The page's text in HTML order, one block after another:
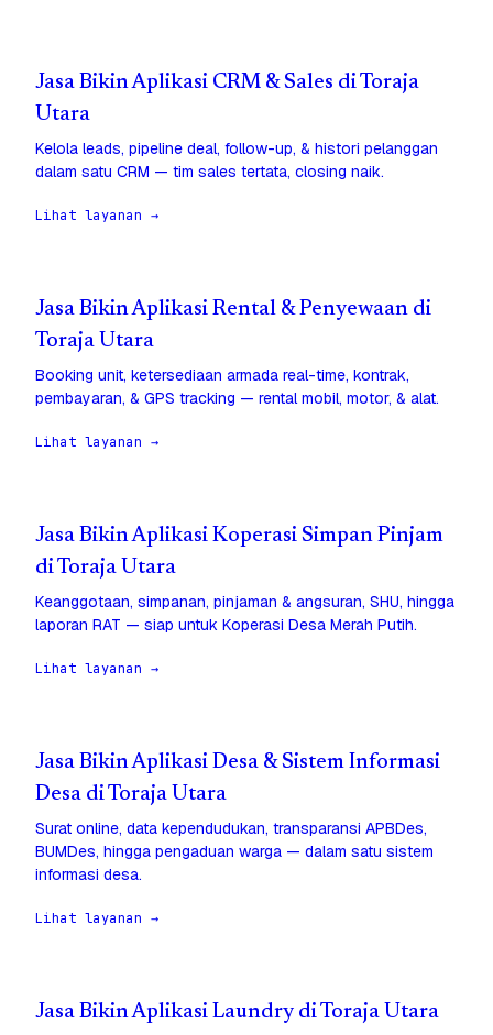
Jasa Bikin Aplikasi CRM & Sales di Toraja
Utara
Kelola leads, pipeline deal, follow-up, & histori pelanggan
dalam satu CRM — tim sales tertata, closing naik.
Lihat layanan →
Jasa Bikin Aplikasi Rental & Penyewaan di
Toraja Utara
Booking unit, ketersediaan armada real-time, kontrak,
pembayaran, & GPS tracking — rental mobil, motor, & alat.
Lihat layanan →
Jasa Bikin Aplikasi Koperasi Simpan Pinjam
di Toraja Utara
Keanggotaan, simpanan, pinjaman & angsuran, SHU, hingga
laporan RAT — siap untuk Koperasi Desa Merah Putih.
Lihat layanan →
Jasa Bikin Aplikasi Desa & Sistem Informasi
Desa di Toraja Utara
Surat online, data kependudukan, transparansi APBDes,
BUMDes, hingga pengaduan warga — dalam satu sistem
informasi desa.
Lihat layanan →
Jasa Bikin Aplikasi Laundry di Toraja Utara